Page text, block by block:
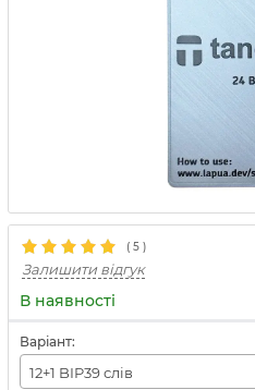
( 5 )
Залишити відгук
В наявності
Варіант:
12+1 BIP39 слів